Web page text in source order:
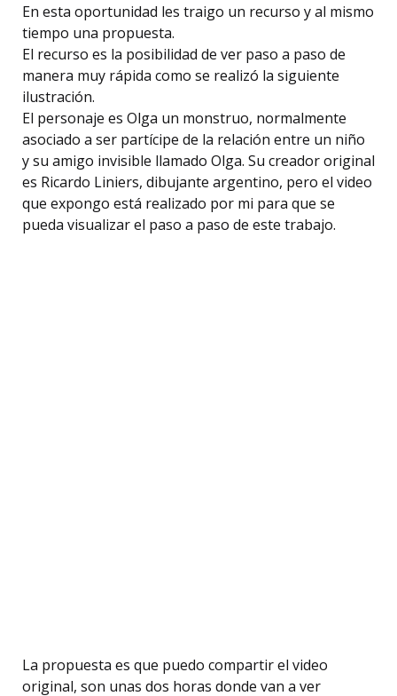
En esta oportunidad les traigo un recurso y al mismo
tiempo una propuesta.
El recurso es la posibilidad de ver paso a paso de
manera muy rápida como se realizó la siguiente
ilustración.
El personaje es Olga un monstruo, normalmente
asociado a ser partícipe de la relación entre un niño
y su amigo invisible llamado Olga. Su creador original
es Ricardo Liniers, dibujante argentino, pero el video
que expongo está realizado por mi para que se
pueda visualizar el paso a paso de este trabajo.
La propuesta es que puedo compartir el video
original, son unas dos horas donde van a ver